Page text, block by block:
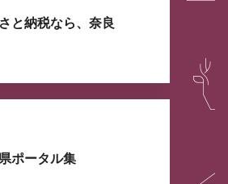
と納税なら、奈良
ポータル集